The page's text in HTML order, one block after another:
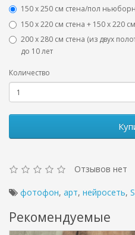
150 х 250 см стена/пол ньюборн
150 х 220 см стена + 150 х 220
200 х 280 см стена (из двух
до 10 лет
Количество
Отзывов нет
фотофон, арт, нейросеть,
Рекомендуемые